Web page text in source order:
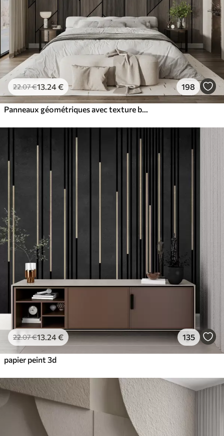
22.07€13 .24€ 198
22.07€13 .24€ 135
papier peint 3d